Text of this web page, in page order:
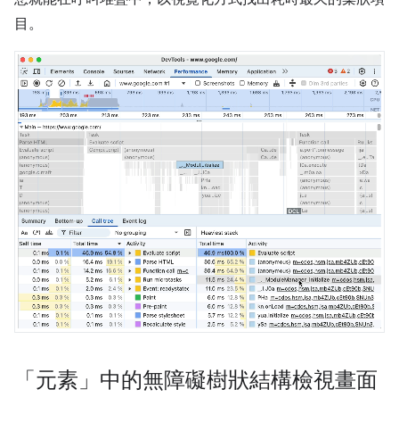
目。
「元素」中的無障礙樹狀結構檢視畫面